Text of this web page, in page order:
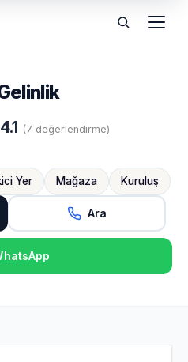
Menü
4.1 (7 değerlendirme)
Yer Mağaza Kuruluş
Ara